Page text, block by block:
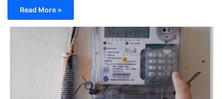
Read More »